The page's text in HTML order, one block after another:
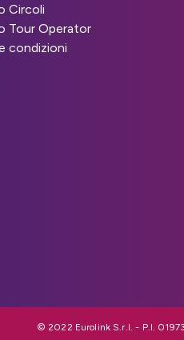
Circoli
Tour Operator
condizioni
© 2022 Eurolink S.r.l. - P.I.